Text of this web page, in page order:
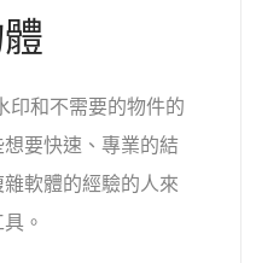
印和不需要的物件的
要快速、專業的結
軟體的經驗的人來
。